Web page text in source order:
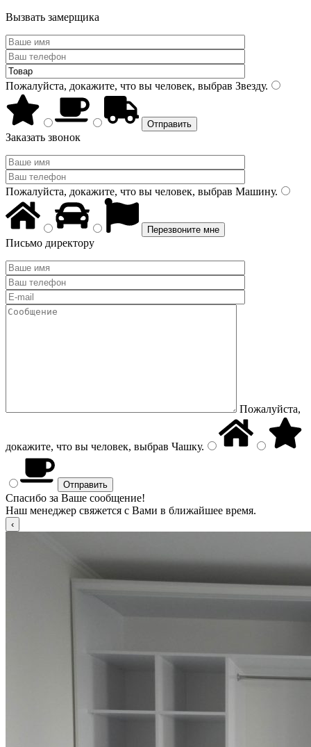
Вызвать замерщика
Пожалуйста, докажите, что вы человек, выбрав Звезду.
Заказать звонок
Пожалуйста, докажите, что вы человек, выбрав Машину.
Письмо директору
Пожалуйста,
докажите, что вы человек, выбрав Чашку.
Спасибо за Ваше сообщение!
Наш менеджер свяжется с Вами в ближайшее время.